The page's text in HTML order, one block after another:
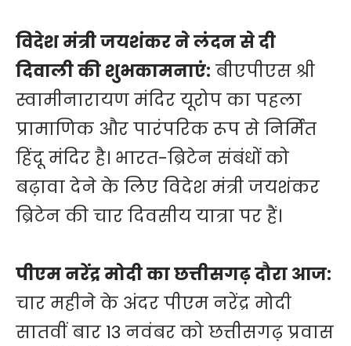
विदेश मंत्री जयशंकर ने लंदन से दी
दिवाली की शुभकामनाएं: बीएपीएस श्री
स्वामीनारायण मंदिर यूरोप का पहला
प्रामाणिक और पारंपरिक रूप से निर्मित
हिंदू मंदिर है। भारत-ब्रिटेन संबंधों को
बढ़ावा देने के लिए विदेश मंत्री जयशंकर
ब्रिटेन की चार दिवसीय यात्रा पर हैं।
पीएम नरेंद्र मोदी का छत्तीसगढ़ दौरा आज:
चार महीने के अंदर पीएम नरेंद्र मोदी
सातवीं बार 13 नवंबर को छत्तीसगढ़ प्रवास